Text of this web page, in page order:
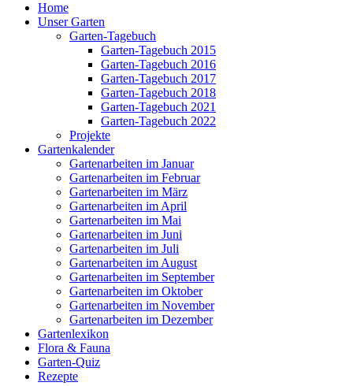
Home
Unser Garten
Garten-Tagebuch
Garten-Tagebuch 2015
Garten-Tagebuch 2016
Garten-Tagebuch 2017
Garten-Tagebuch 2018
Garten-Tagebuch 2021
Garten-Tagebuch 2022
Projekte
Gartenkalender
Gartenarbeiten im Januar
Gartenarbeiten im Februar
Gartenarbeiten im März
Gartenarbeiten im April
Gartenarbeiten im Mai
Gartenarbeiten im Juni
Gartenarbeiten im Juli
Gartenarbeiten im August
Gartenarbeiten im September
Gartenarbeiten im Oktober
Gartenarbeiten im November
Gartenarbeiten im Dezember
Gartenlexikon
Flora & Fauna
Garten-Quiz
Rezepte